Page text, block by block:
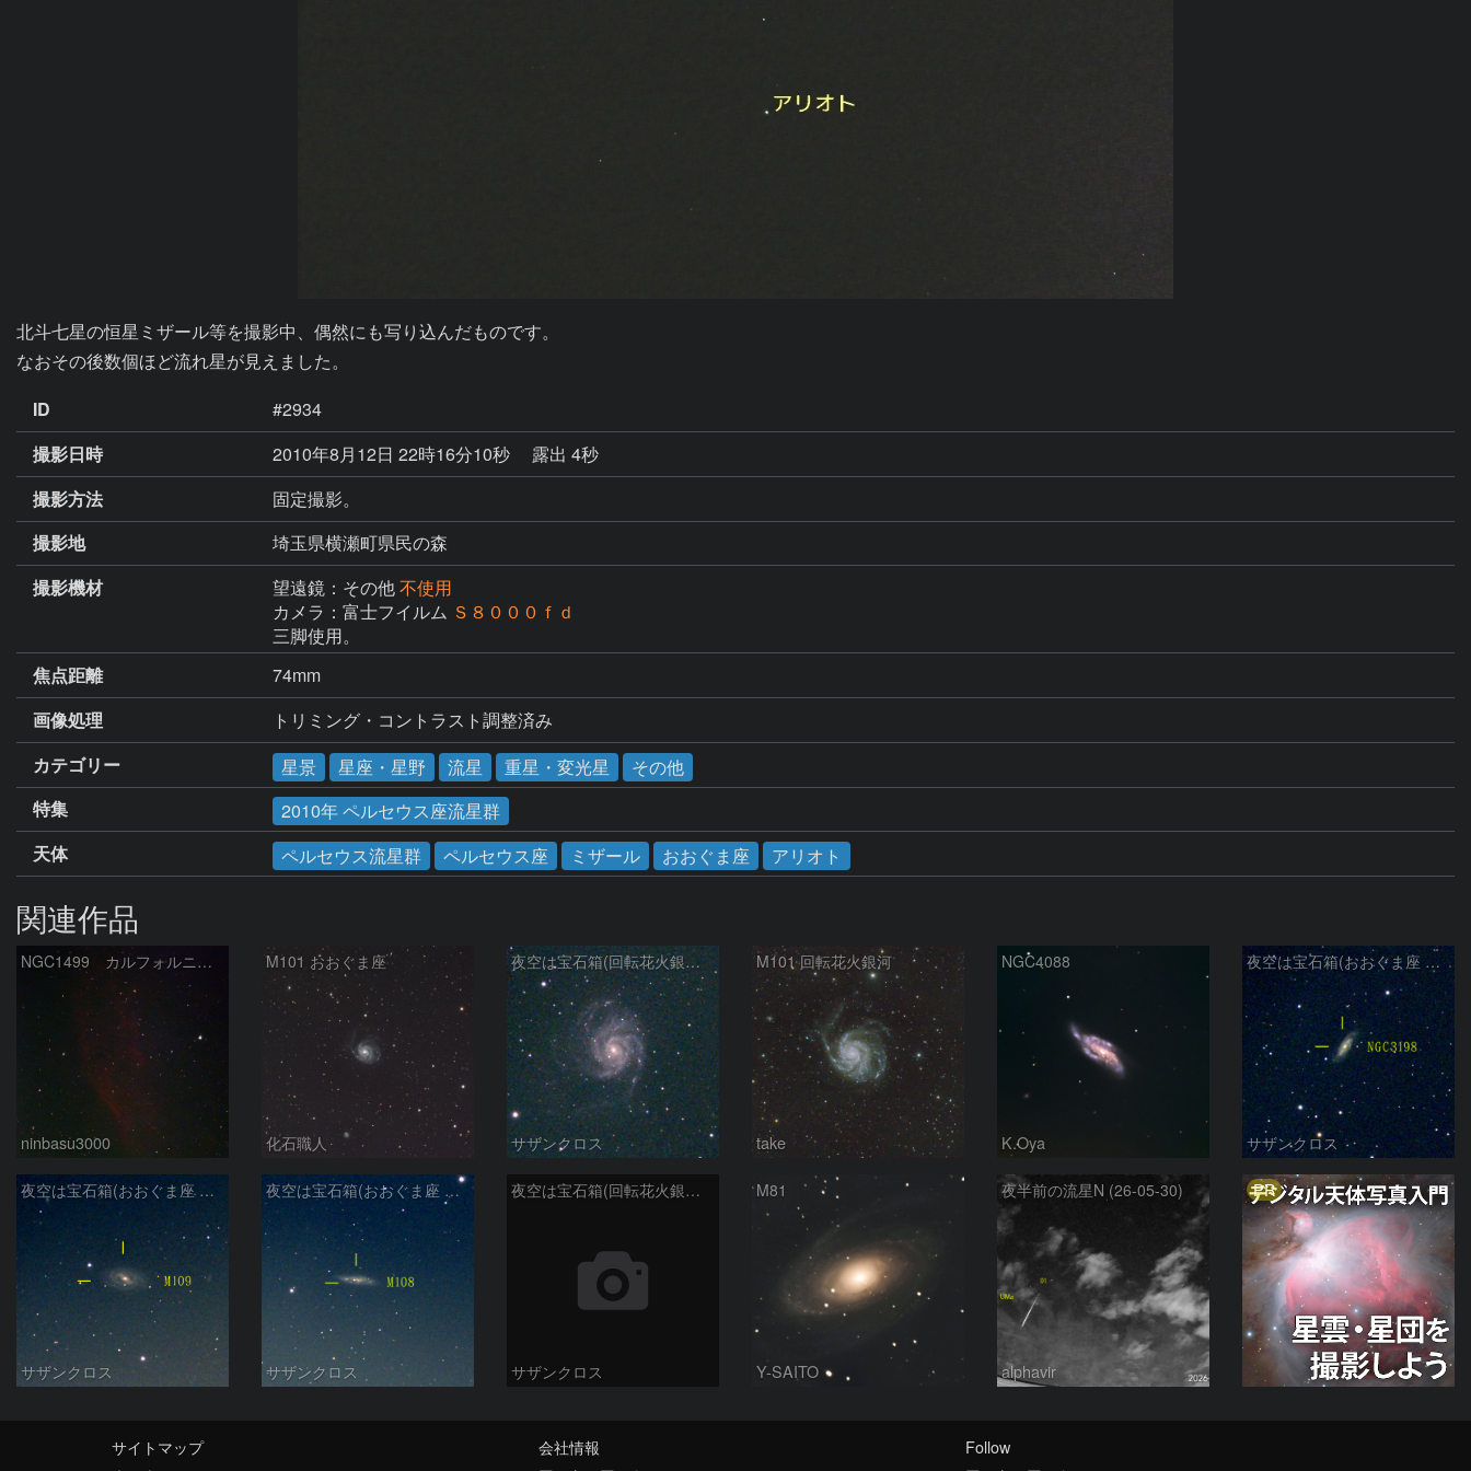
北斗七星の恒星ミザール等を撮影中、偶然にも写り込んだものです。
なおその後数個ほど流れ星が見えました。
ID
#2934
撮影日時
2010年8月12日 22時16分10秒
露出 4秒
撮影方法
固定撮影。
撮影地
埼玉県横瀬町県民の森
撮影機材
望遠鏡：その他不使用
カメラ：富士フイルム Ｓ８０００ｆｄ
三脚使用。
焦点距離
74mm
画像処理
トリミング・コントラスト調整済み
カテゴリー
星景 星座・星野 流星 重星・変光星
その他
特集
2010年 ペルセウス座流星群
天体
ペルセウス流星群 ペルセウス座 ミザール おおぐま座 アリオト
関連作品
NGC1499 カルフォルニア星雲
ninbasu3000
M101 おおぐま座
化石職人
夜空は宝石箱(回転花火銀河 M101) Seestar50
サザンクロス
M101 回転花火銀河
take
NGC4088
K.Oya
夜空は宝石箱(おおぐま座 NGC3198) Seestar50
サザンクロス
夜空は宝石箱(おおぐま座 M109) Seestar50
サザンクロス
夜空は宝石箱(おおぐま座 M108) Seestar50
サザンクロス
夜空は宝石箱(回転花火銀河 M101) Seestar50
サザンクロス
M81
Y-SAITO
夜半前の流星N (26-05-30)
alphavir
PR
サイトマップ
会社情報
Follow